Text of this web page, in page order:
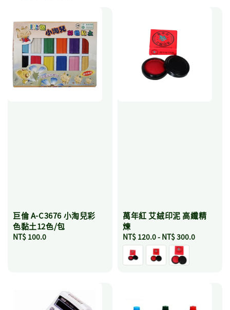
巨倫 A-C3676 小淘兒彩
色黏土12色/包
Regular
NT$ 100.0
萬年紅 艾絨印泥 高纖精
煉
Regular
price
NT$ 120.0- NT$ 300.0